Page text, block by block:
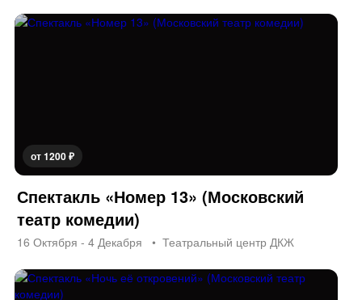
от 1200 ₽
Спектакль «Номер 13» (Московский
театр комедии)
16 Октября - 4 Декабря Театральный центр ДКЖ